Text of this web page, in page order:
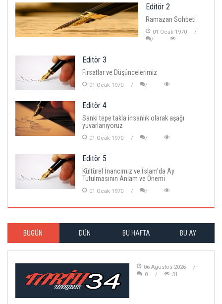
Editör 2
Ramazan Sohbeti
01 Ocak 1970
Editör 3
Fırsatlar ve Düşüncelerimiz
01 Ocak 1970
Editör 4
Sanki tepe takla insanlık olarak aşağı
yuvarlanıyoruz
01 Ocak 1970
Editör 5
Kültürel İnancımız ve İslam'da Ay
Tutulmasının Anlam ve Önemi
01 Ocak 1970
BUGÜN DÜN BU HAFTA BU AY
06 Agustos 2026
0
31